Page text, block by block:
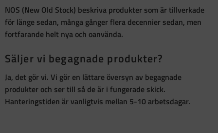
NOS (New Old Stock) beskriva produkter som ärtillverkade
för länge sedan, många gånger flera decennier sedan, men
fortfarande helt nya och oanvända.
Säljer vi begagnade produkter?
Ja, det gör vi. Vi gör en lättare översyn av begagnade
produkter och ser till så de är i fungerade skick.
Hanteringstiden är vanligtvis mellan 5-10 arbetsdagar.